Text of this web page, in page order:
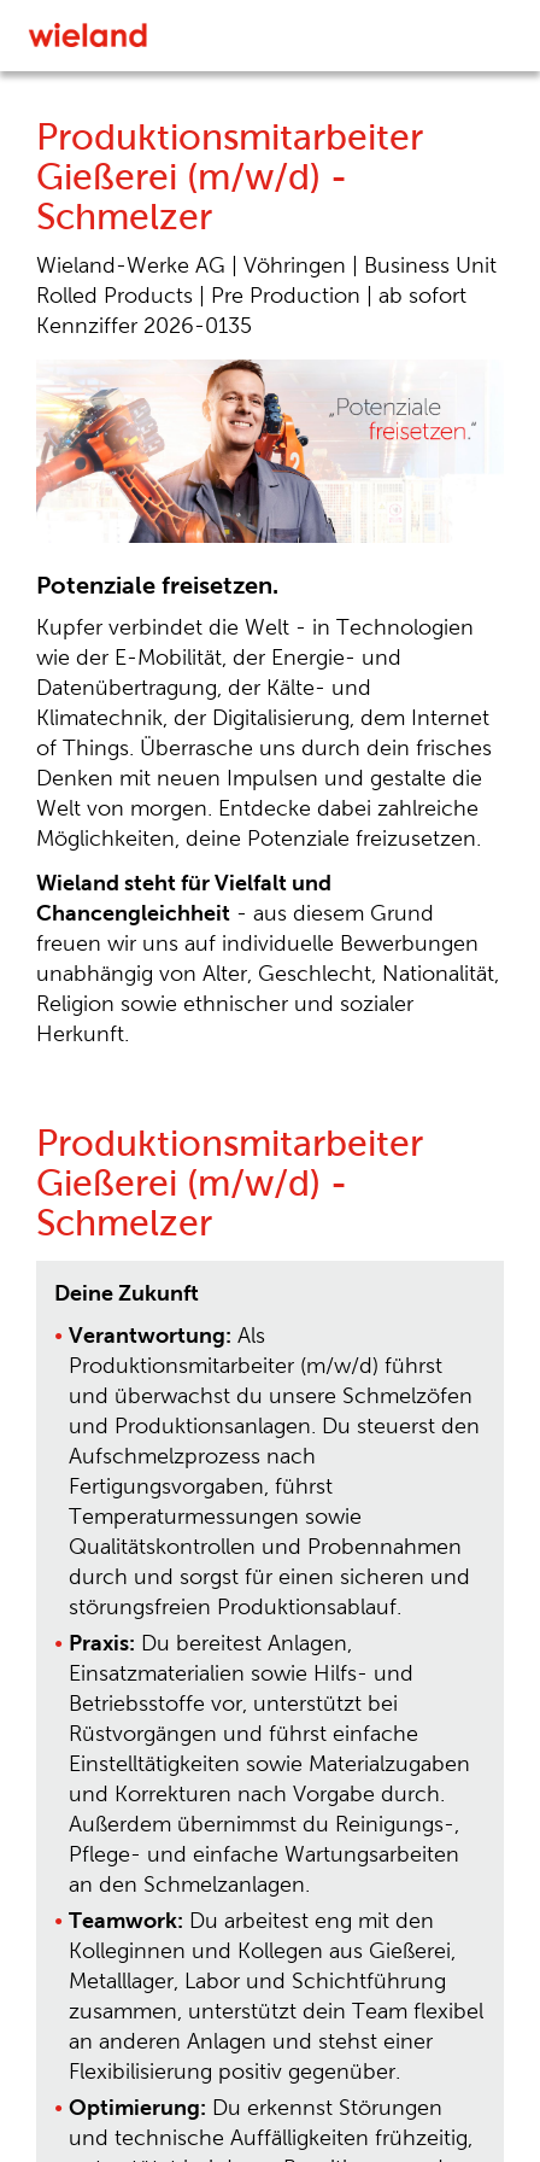
Produktionsmitarbeiter
Gießerei (m/w/d) -
Schmelzer
Wieland-Werke AG | Vöhringen |
Business Unit
Rolled Products |
Pre Production |
ab sofort
Kennziffer 2026-0135
Potenziale freisetzen.
Kupfer verbindet die Welt - in Technologien
wie der E-Mobilität, der Energie- und
Datenübertragung, der Kälte- und
Klimatechnik, der Digitalisierung, dem Internet
of Things. Überrasche uns durch dein frisches
Denken mit neuen Impulsen und gestalte die
Welt von morgen. Entdecke dabei zahlreiche
Möglichkeiten, deine Potenziale freizusetzen.
Wieland steht für Vielfalt und
Chancengleichheit - aus diesem Grund
freuen wir uns auf individuelle Bewerbungen
unabhängig von Alter, Geschlecht, Nationalität,
Religion sowie ethnischer und sozialer
Herkunft.
Produktionsmitarbeiter
Gießerei (m/w/d) -
Schmelzer
Deine Zukunft
Verantwortung: Als
Produktionsmitarbeiter (m/w/d) führst
und überwachst du unsere Schmelzöfen
und Produktionsanlagen. Du steuerst den
Aufschmelzprozess nach
Fertigungsvorgaben, führst
Temperaturmessungen sowie
Qualitätskontrollen und Probennahmen
durch und sorgst für einen sicheren und
störungsfreien Produktionsablauf.
Praxis: Du bereitest Anlagen,
Einsatzmaterialien sowie Hilfs- und
Betriebsstoffe vor, unterstützt bei
Rüstvorgängen und führst einfache
Einstelltätigkeiten sowie Materialzugaben
und Korrekturen nach Vorgabe durch.
Außerdem übernimmst du Reinigungs-,
Pflege- und einfache Wartungsarbeiten
an den Schmelzanlagen.
Teamwork: Du arbeitest eng mit den
Kolleginnen und Kollegen aus Gießerei,
Metalllager, Labor und Schichtführung
zusammen, unterstützt dein Team flexibel
an anderen Anlagen und stehst einer
Flexibilisierung positiv gegenüber.
Optimierung: Du erkennst Störungen
und technische Auffälligkeiten frühzeitig,